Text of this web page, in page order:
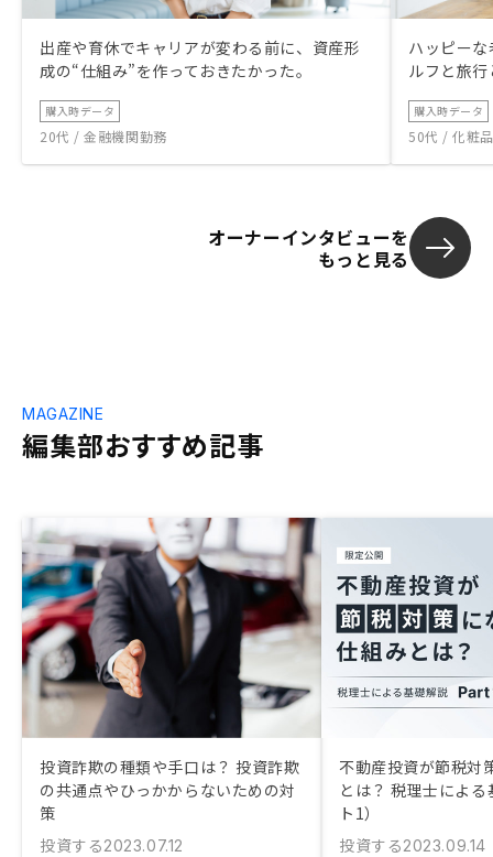
出産や育休でキャリアが変わる前に、資産形
成の“仕組み”を作っておきたかった。
購入時データ
20代 / 金融機関勤務
ハッピー
ルフと旅
購入時データ
50代 / 化粧
オーナーインタビューを
もっと見る
編集部おすすめ記事
MAGAZINE
投資詐欺の種類や手口は？ 投資詐欺
の共通点やひっかからないための対
策
投資する2023.07.12
不動産投資が節税対
とは？ 税理士によ
ト1）
投資する2023.09.14